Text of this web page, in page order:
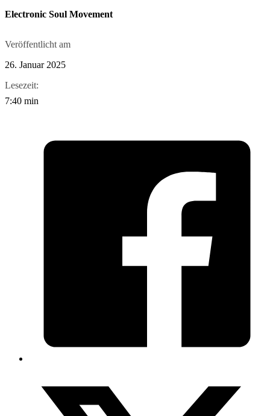
Electronic Soul Movement
Veröffentlicht am
26. Januar 2025
Lesezeit:
7:40 min